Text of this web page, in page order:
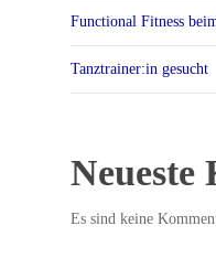
Functional Fitness
Tanztrainer:in gesucht
Neueste
Es sind keine